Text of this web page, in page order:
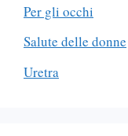
Per gli occhi
Salute delle donne
Uretra